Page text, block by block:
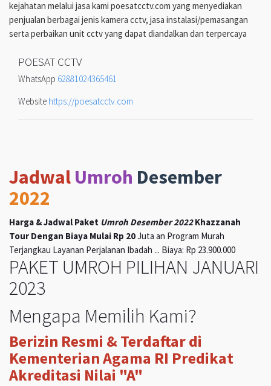
kejahatan melalui jasa kami poesatcctv.com yang menyediakan
penjualan berbagai jenis kamera cctv, jasa instalasi/pemasangan
serta perbaikan unit cctv yang dapat diandalkan dan terpercaya
POESAT CCTV
WhatsApp 62881024365461
Website https://poesatcctv.com
Jadwal Umroh Desember
2022
Harga & Jadwal Paket Umroh Desember 2022Khazzanah
Tour Dengan Biaya Mulai Rp 20Juta an Program Murah
Terjangkau Layanan Perjalanan Ibadah ... Biaya: Rp 23.900.000
PAKET UMROH PILIHAN JANUARI
2023
Mengapa Memilih Kami?
Berizin Resmi & Terdaftar di
Kementerian Agama RI Predikat
Akreditasi Nilai "A"